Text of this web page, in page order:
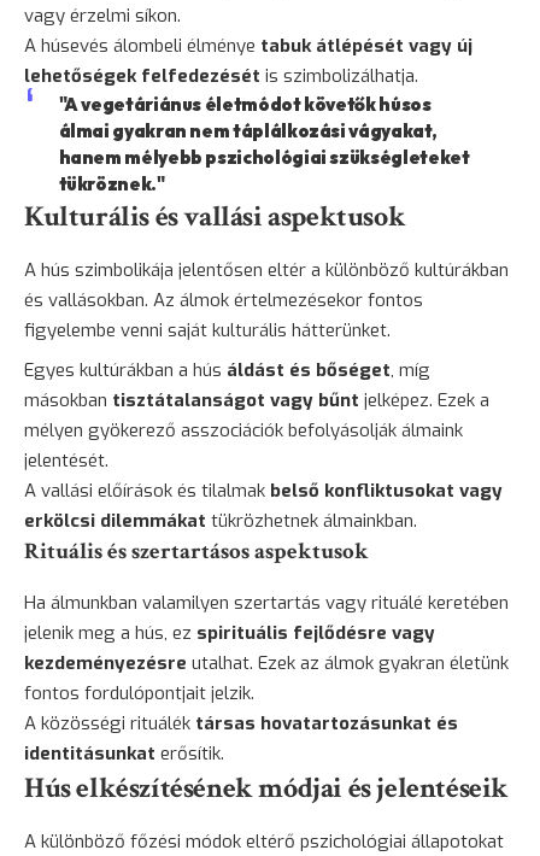
vagy érzelmi síkon.
A húsevés álombeli élménye tabuk átlépését vagy új
lehetőségek felfedezését is szimbolizálhatja.
"A vegetáriánus életmódot követők húsos
álmai gyakran nem táplálkozási vágyakat,
hanem mélyebb pszichológiai szükségleteket
tükröznek."
Kulturális és vallási aspektusok
A hús szimbolikája jelentősen eltér a különböző kultúrákban
és vallásokban. Az álmok értelmezésekor fontos
figyelembe venni saját kulturális hátterünket.
Egyes kultúrákban a hús áldást és bőséget, míg
másokban tisztátalanságot vagy bűnt jelképez. Ezek a
mélyen gyökerező asszociációk befolyásolják álmaink
jelentését.
A vallási előírások és tilalmak belső konfliktusokat vagy
erkölcsi dilemmákat tükrözhetnek álmainkban.
Rituális és szertartásos aspektusok
Ha álmunkban valamilyen szertartás vagy rituálé keretében
jelenik meg a hús, ez spirituális fejlődésre vagy
kezdeményezésre utalhat. Ezek az álmok gyakran életünk
fontos fordulópontjait jelzik.
A közösségi rituálék társas hovatartozásunkat és
identitásunkat erősítik.
Hús elkészítésének módjai és jelentéseik
A különböző főzési módok eltérő pszichológiai állapotokat